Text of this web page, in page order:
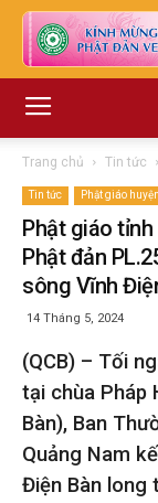
Trang chủ Tin tức
Tin tức Phật giáo
Phật giáo
Phật đản
sông Vĩnh
14 Tháng 5, 2024
(QCB) – Tối
tại chùa Pháp
Bàn), Ban
Quảng Nam
Điện Bàn long